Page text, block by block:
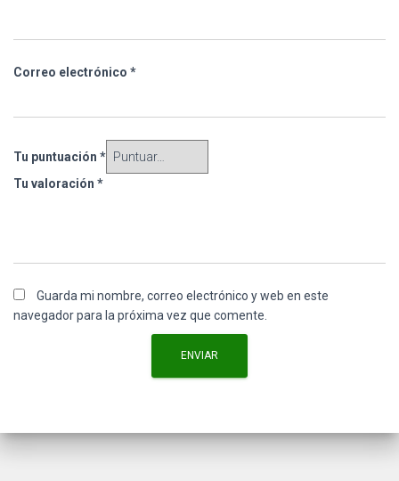
Correo electrónico *
Tu puntuación *
Tu valoración *
Guarda mi nombre, correo electrónico y web en este
navegador para la próxima vez que comente.